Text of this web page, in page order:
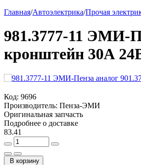
Главная/Автоэлектрика/Прочая
981.3777-11 ЭМИ-
кронштейн 30А
Код: 9696
Производитель: Пенза-ЭМИ
Оригинальная запчасть
Подробнее о доставке
83.41
В корзину